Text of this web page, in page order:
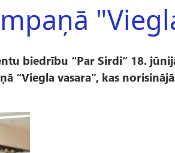
biedrību “Par Sirdi” 18.
“Viegla vasara”, kas